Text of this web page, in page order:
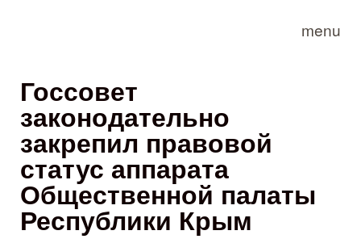
menu
Госсовет
законодательно
закрепил правовой
статус аппарата
Общественной палаты
Республики Крым